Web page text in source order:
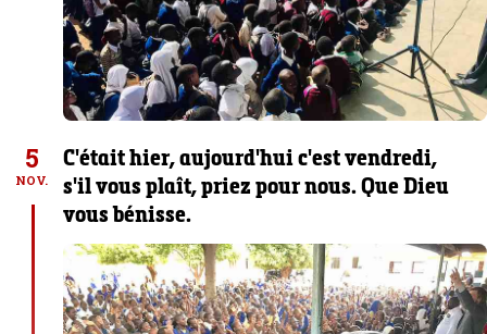
5
NOV.
C'était hier, aujourd'hui c'est vendredi,
s'il vous plaît, priez pour nous. Que Dieu
vous bénisse.